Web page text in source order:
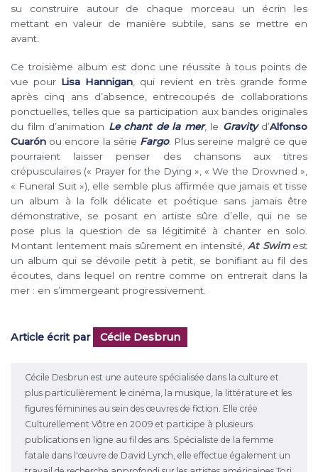
su construire autour de chaque morceau un écrin les
mettant en valeur de manière subtile, sans se mettre en
avant.
Ce troisième album est donc une réussite à tous points de
vue pour Lisa Hannigan , qui revient en très grande forme
après cinq ans d’absence, entrecoupés de collaborations
ponctuelles, telles que sa participation aux bandes originales
du film d’animation Le chant de la mer, le Gravityd’Alfonso
Cuarón ou encore la série Fargo. Plus sereine malgré ce que
pourraient laisser penser des chansons aux titres
crépusculaires (« Prayer for the Dying », « We the Drowned »,
« Funeral Suit »), elle semble plus affirmée que jamais et tisse
un album à la folk délicate et poétique sans jamais être
démonstrative, se posant en artiste sûre d’elle, qui ne se
pose plus la question de sa légitimité à chanter en solo.
Montant lentement mais sûrement en intensité, At Swimest
un album qui se dévoile petit à petit, se bonifiant au fil des
écoutes, dans lequel on rentre comme on entrerait dans la
mer : en s’immergeant progressivement.
Article écrit par Cécile Desbrun
Cécile Desbrun est une auteure spécialisée dans la culture et
plus particulièrement le cinéma, la musique, la littérature et les
figures féminines au sein des œuvres de fiction. Elle crée
Culturellement Vôtre en 2009 et participe à plusieurs
publications en ligne au fil des ans. Spécialiste de la femme
fatale dans l'œuvre de David Lynch, elle effectue également un